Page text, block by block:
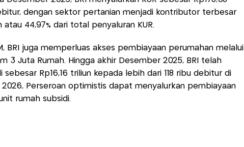
dengan sektor pertanian menjadi kontributor terbesar
44,97% dari total penyaluran KUR.
BRI juga memperluas akses pembiayaan perumahan melalui
3 Juta Rumah. Hingga akhir Desember 2025, BRI telah
sebesar Rp16,16 triliun kepada lebih dari 118 ribu debitur di
2026, Perseroan optimistis dapat menyalurkan pembiayaan
rumah subsidi.